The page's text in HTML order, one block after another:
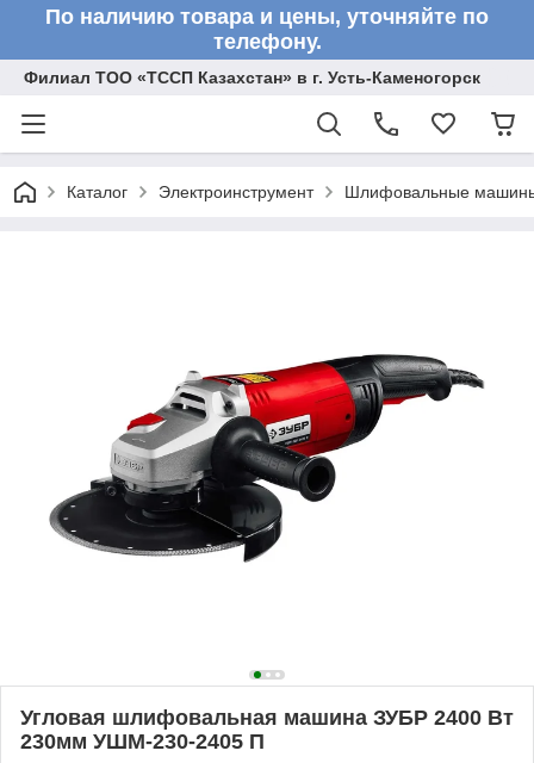
По наличию товара и цены, уточняйте по
телефону.
Филиал ТОО «ТССП Казахстан» в г. Усть-Каменогорск
Каталог Электроинструмент Шлифовальные
Угловая шлифовальная машина ЗУБР 2400 Вт
230мм УШМ-230-2405 П